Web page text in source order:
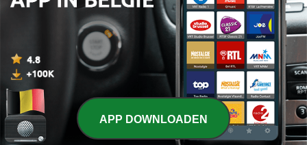
Monde Numérique (Actu
tech & IA)
Nouveau monde
APP DOWNLOADEN